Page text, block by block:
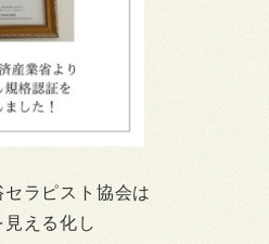
ラピスト協会は
える化し